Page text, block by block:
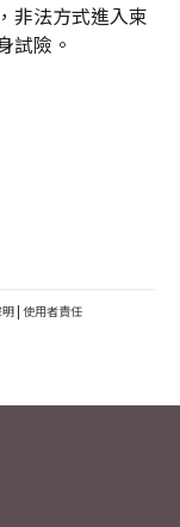
非法方式進入柬
試險。
| 使用者責任